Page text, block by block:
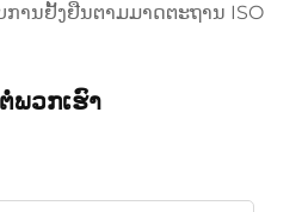
ານຢັ້ງຢືນຕາມມາດຕະຖານ ISO
ພວກເຮົາ